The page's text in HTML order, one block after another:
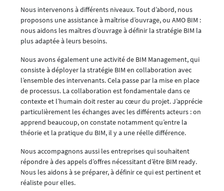
Nous intervenons à différents niveaux. Tout d’abord, nous
proposons une assistance à maîtrise d’ouvrage, ou AMO BIM :
nous aidons les maîtres d’ouvrage à définir la stratégie BIM la
plus adaptée à leurs besoins.
Nous avons également une activité de BIM Management, qui
consiste à déployer la stratégie BIM en collaboration avec
l’ensemble des intervenants. Cela passe par la mise en place
de processus. La collaboration est fondamentale dans ce
contexte et l’humain doit rester au cœur du projet. J’apprécie
particulièrement les échanges avec les différents acteurs : on
apprend beaucoup, on constate notamment qu’entre la
théorie et la pratique du BIM, il y a une réelle différence.
Nous accompagnons aussi les entreprises qui souhaitent
répondre à des appels d’offres nécessitant d’être BIM ready.
Nous les aidons à se préparer, à définir ce qui est pertinent et
réaliste pour elles.